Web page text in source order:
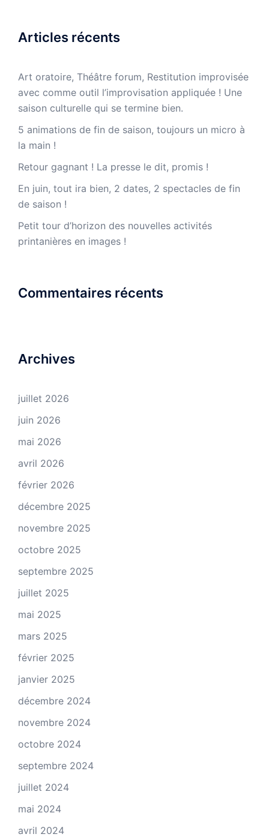
Articles récents
Art oratoire, Théâtre forum, Restitution improvisée
avec comme outil l’improvisation appliquée ! Une
saison culturelle qui se termine bien.
5 animations de fin de saison, toujours un micro à
la main !
Retour gagnant ! La presse le dit, promis !
En juin, tout ira bien, 2 dates, 2 spectacles de fin
de saison !
Petit tour d’horizon des nouvelles activités
printanières en images !
Commentaires récents
Archives
juillet 2026
juin 2026
mai 2026
avril 2026
février 2026
décembre 2025
novembre 2025
octobre 2025
septembre 2025
juillet 2025
mai 2025
mars 2025
février 2025
janvier 2025
décembre 2024
novembre 2024
octobre 2024
septembre 2024
juillet 2024
mai 2024
avril 2024